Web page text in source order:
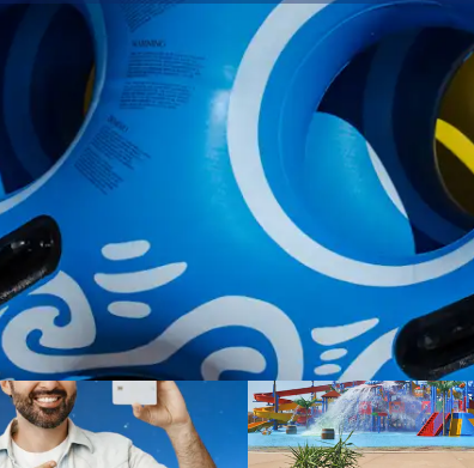
Eintritt und Tickets für
und Events Attraktionen und Führungen